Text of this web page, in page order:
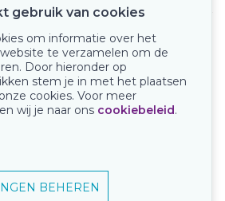
keurmerken
gebruik van cookies
om informatie over het
te verzamelen om de
Door hieronder op
stem je in met het plaatsen
cookies. Voor meer
wij je naar ons cookiebeleid.
BEHEREN